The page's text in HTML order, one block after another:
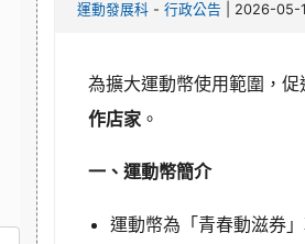
運動發展科 -行政公告 | 2026-05-
為擴大運動幣使用範圍，
作店家 。
一、運動幣簡介
運動幣為「青春動滋券